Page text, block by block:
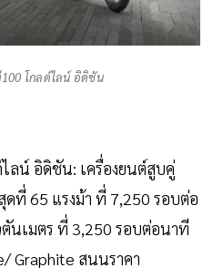
โกลด์ไลน์ อิดิชัน
ลน์ อิดิชัน: เครื่องยนต์สูบคู่
ที่ 65 แรงม้า ที่ 7,250 รอบต่อ
นเมตร ที่ 3,250 รอบต่อนาที
Graphite สนนราคา